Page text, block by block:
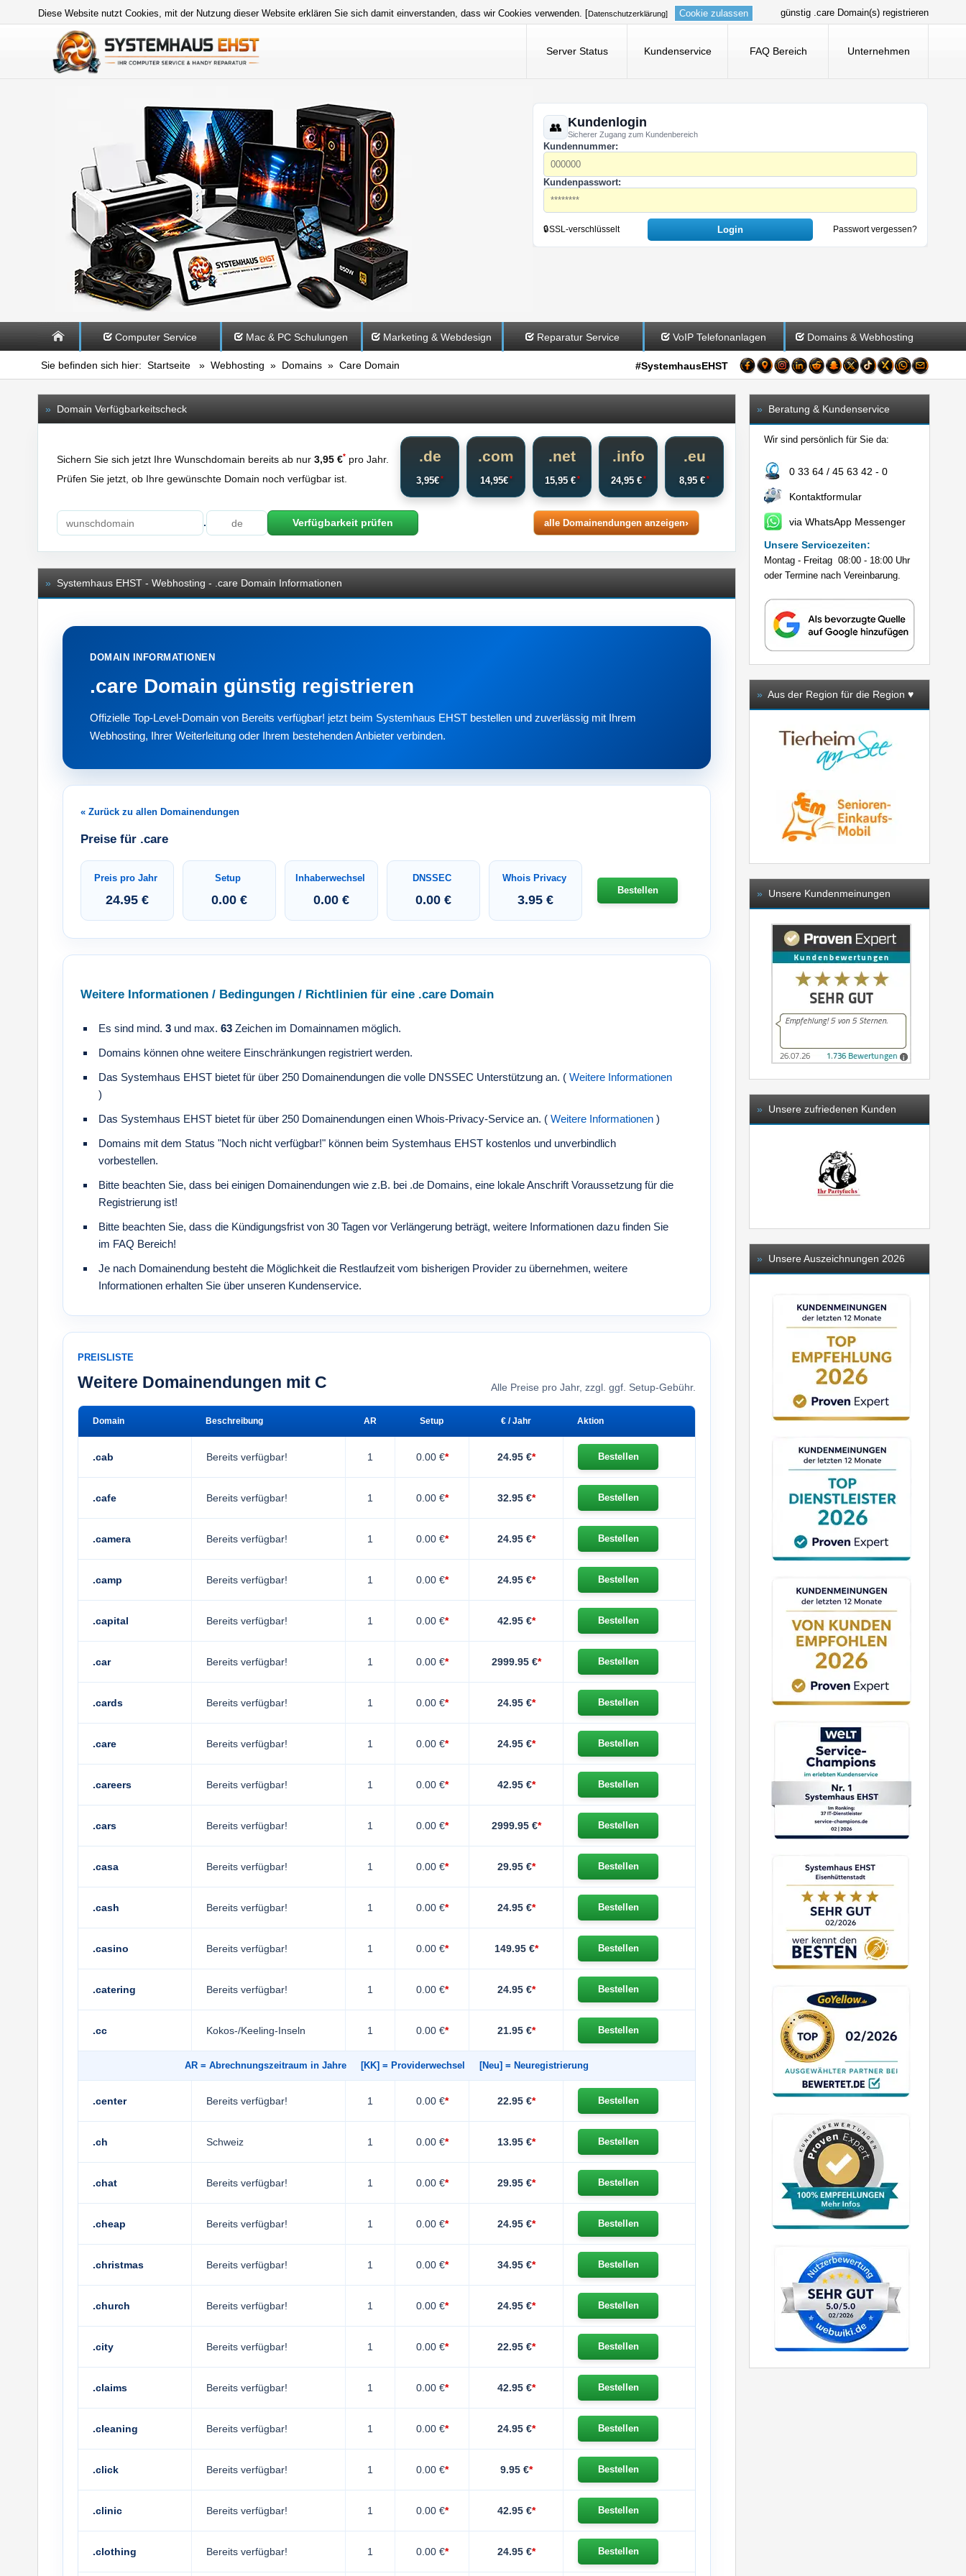
günstig .care Domain(s) registrieren
Diese Website nutzt Cookies, mit der Nutzung dieser Website erklären Sie sich damit einverstanden, dass wir Cookies verwenden. [ Datenschutzerklärung] Cookie zulassen
Server Status Kundenservice FAQ Bereich Unternehmen
Kundenlogin
Sicherer Zugang zum Kundenbereich
Kundennummer:
Kundenpasswort:
🔒SSL-verschlüsselt Passwort vergessen?
Computer Service Mac & PC Schulungen Marketing & Webdesign Reparatur Service VoIP Telefonanlagen Domains & Webhosting
Sie befinden sich hier: Startseite » Webhosting » Domains » Care Domain #SystemhausEHST
» Domain Verfügbarkeitscheck
Sichern Sie sich jetzt Ihre Wunschdomain bereits ab nur 3,95 €* pro Jahr.
Prüfen Sie jetzt, ob Ihre gewünschte Domain noch verfügbar ist.
.de
3,95€*
.com
14,95€*
.net
15,95 €*
.info
24,95 €*
.eu
8,95 €*
. Verfügbarkeit prüfen alle Domainendungen anzeigen
» Systemhaus EHST - Webhosting - .care Domain Informationen
DOMAIN INFORMATIONEN
.care Domain günstig registrieren
Offizielle Top-Level-Domain von Bereits verfügbar! jetzt beim Systemhaus EHST bestellen und zuverlässig mit Ihrem
Webhosting, Ihrer Weiterleitung oder Ihrem bestehenden Anbieter verbinden.
« Zurück zu allen Domainendungen
Preise für .care
Preis pro Jahr
24.95 €
Setup
0.00 €
Inhaberwechsel
0.00 €
DNSSEC
0.00 €
Whois Privacy
3.95 €
Bestellen
Weitere Informationen / Bedingungen / Richtlinien für eine .care Domain
Es sind mind. 3 und max. 63 Zeichen im Domainnamen möglich.
Domains können ohne weitere Einschränkungen registriert werden.
Das Systemhaus EHST bietet für über 250 Domainendungen die volle DNSSEC Unterstützung an. ( Weitere Informationen
)
Das Systemhaus EHST bietet für über 250 Domainendungen einen Whois-Privacy-Service an. ( Weitere Informationen )
Domains mit dem Status "Noch nicht verfügbar!" können beim Systemhaus EHST kostenlos und unverbindlich
vorbestellen.
Bitte beachten Sie, dass bei einigen Domainendungen wie z.B. bei .de Domains, eine lokale Anschrift Voraussetzung für die
Registrierung ist!
Bitte beachten Sie, dass die Kündigungsfrist von 30 Tagen vor Verlängerung beträgt, weitere Informationen dazu finden Sie
im FAQ Bereich!
Je nach Domainendung besteht die Möglichkeit die Restlaufzeit vom bisherigen Provider zu übernehmen, weitere
Informationen erhalten Sie über unseren Kundenservice.
PREISLISTE
Weitere Domainendungen mit C Alle Preise pro Jahr, zzgl. ggf. Setup-Gebühr.
Domain Beschreibung AR Setup € / Jahr Aktion
.cab Bereits verfügbar! 1 0.00 €* 24.95 €* Bestellen
.cafe Bereits verfügbar! 1 0.00 €* 32.95 €* Bestellen
.camera Bereits verfügbar! 1 0.00 €* 24.95 €* Bestellen
.camp Bereits verfügbar! 1 0.00 €* 24.95 €* Bestellen
.capital Bereits verfügbar! 1 0.00 €* 42.95 €* Bestellen
.car Bereits verfügbar! 1 0.00 €* 2999.95 €* Bestellen
.cards Bereits verfügbar! 1 0.00 €* 24.95 €* Bestellen
.care Bereits verfügbar! 1 0.00 €* 24.95 €* Bestellen
.careers Bereits verfügbar! 1 0.00 €* 42.95 €* Bestellen
.cars Bereits verfügbar! 1 0.00 €* 2999.95 €* Bestellen
.casa Bereits verfügbar! 1 0.00 €* 29.95 €* Bestellen
.cash Bereits verfügbar! 1 0.00 €* 24.95 €* Bestellen
.casino Bereits verfügbar! 1 0.00 €* 149.95 €* Bestellen
.catering Bereits verfügbar! 1 0.00 €* 24.95 €* Bestellen
.cc Kokos-/Keeling-Inseln 1 0.00 €* 21.95 €* Bestellen
AR = Abrechnungszeitraum in Jahre [KK] = Providerwechsel [Neu] = Neuregistrierung
.center Bereits verfügbar! 1 0.00 €* 22.95 €* Bestellen
.ch Schweiz 1 0.00 €* 13.95 €* Bestellen
.chat Bereits verfügbar! 1 0.00 €* 29.95 €* Bestellen
.cheap Bereits verfügbar! 1 0.00 €* 24.95 €* Bestellen
.christmas Bereits verfügbar! 1 0.00 €* 34.95 €* Bestellen
.church Bereits verfügbar! 1 0.00 €* 24.95 €* Bestellen
.city Bereits verfügbar! 1 0.00 €* 22.95 €* Bestellen
.claims Bereits verfügbar! 1 0.00 €* 42.95 €* Bestellen
.cleaning Bereits verfügbar! 1 0.00 €* 24.95 €* Bestellen
.click Bereits verfügbar! 1 0.00 €* 9.95 €* Bestellen
.clinic Bereits verfügbar! 1 0.00 €* 42.95 €* Bestellen
.clothing Bereits verfügbar! 1 0.00 €* 24.95 €* Bestellen
» Beratung & Kundenservice
Wir sind persönlich für Sie da:
0 33 64 / 45 63 42 - 0
Kontaktformular
via WhatsApp Messenger
Unsere Servicezeiten:
Montag - Freitag 08:00 - 18:00 Uhr
oder Termine nach Vereinbarung.
» Aus der Region für die Region ♥️
» Unsere Kundenmeinungen
» Unsere zufriedenen Kunden
» Unsere Auszeichnungen 2026